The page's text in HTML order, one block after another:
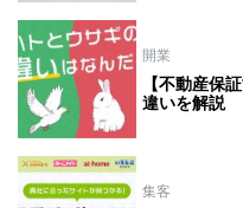
開業
【不動産保
違いを解説
集客